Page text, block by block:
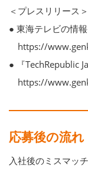
＜プレスリリース＞
● 東海テレビの情
https://
● 『TechRepublic
https://
応募後の流れ
入社後のミスマッ